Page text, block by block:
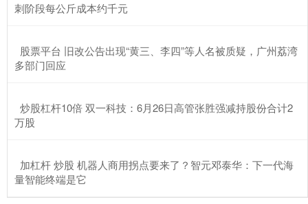
刺阶段每公斤成本约千元
​股票平台 旧改公告出现“黄三、李四”等人名被质疑，广州荔湾
多部门回应
​炒股杠杆10倍 双一科技：6月26日高管张胜强减持股份合计2
万股
​加杠杆 炒股 机器人商用拐点要来了？智元邓泰华：下一代海
量智能终端是它